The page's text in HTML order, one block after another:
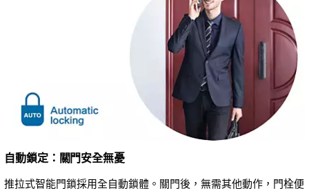
自動鎖定：關門安全無憂
推拉式智能門鎖採用全自動鎖體。關門後，無需其他動作，門栓便